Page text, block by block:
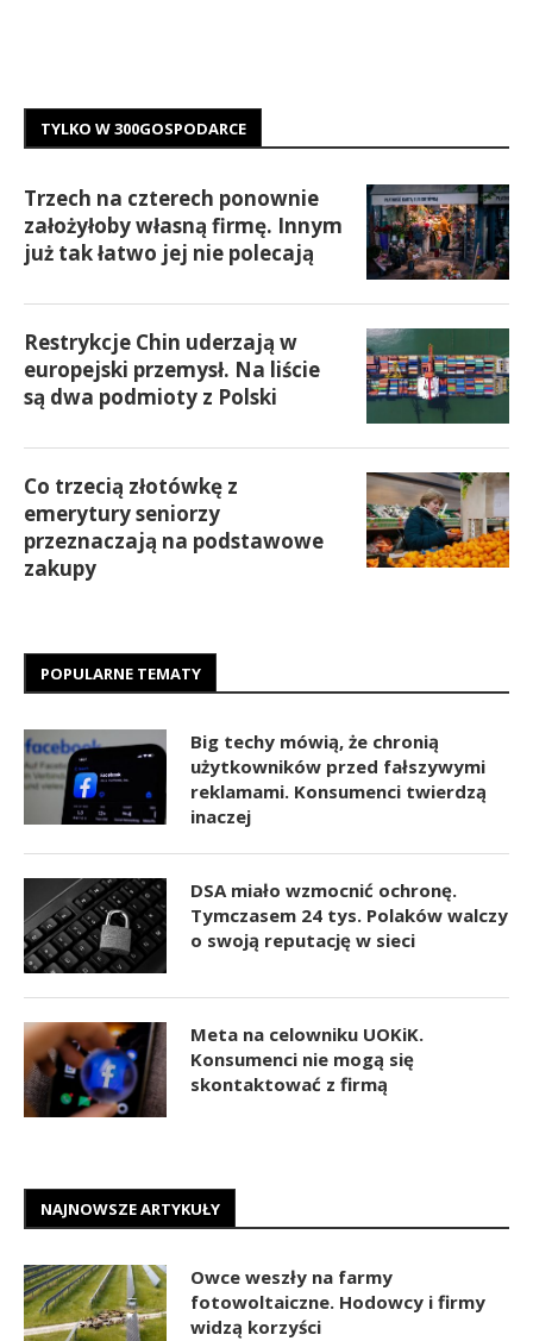
TYLKO W 300GOSPODARCE
Trzech na czterech ponownie
założyłoby własną firmę. Innym
już tak łatwo jej nie polecają
Restrykcje Chin uderzają w
europejski przemysł. Na liście
są dwa podmioty z Polski
Co trzecią złotówkę z
emerytury seniorzy
przeznaczają na podstawowe
zakupy
POPULARNE TEMATY
Big techy mówią, że chronią
użytkowników przed fałszywymi
reklamami. Konsumenci twierdzą
inaczej
DSA miało wzmocnić ochronę.
Tymczasem 24 tys. Polaków walczy
o swoją reputację w sieci
Meta na celowniku UOKiK.
Konsumenci nie mogą się
skontaktować z firmą
NAJNOWSZE ARTYKUŁY
Owce weszły na farmy
fotowoltaiczne. Hodowcy i firmy
widzą korzyści